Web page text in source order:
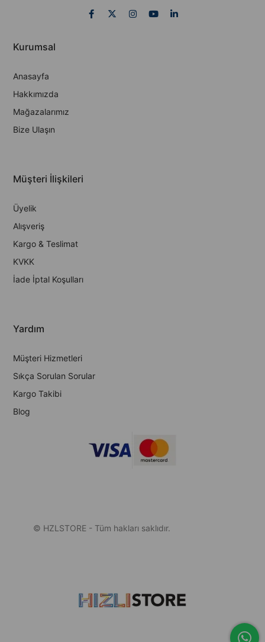
Kurumsal
Anasayfa
Hakkımızda
Mağazalarımız
Bize Ulaşın
Müşteri İlişkileri
Üyelik
Alışveriş
Kargo & Teslimat
KVKK
İade İptal Koşulları
Yardım
Müşteri Hizmetleri
Sıkça Sorulan Sorular
Kargo Takibi
Blog
© HZLSTORE - Tüm hakları saklıdır.